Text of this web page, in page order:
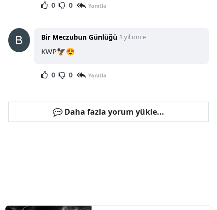
0 0 Yanıtla
Bir Meczubun Günlüğü 1 yıl önce
KWP🦅😍
0 0 Yanıtla
Daha fazla yorum yükle...